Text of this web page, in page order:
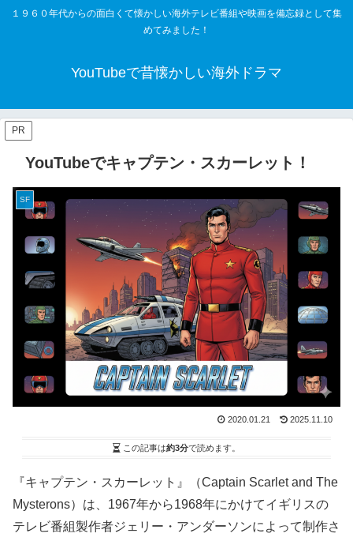
１９６０年代からの面白くて懐かしい海外テレビ番組や映画を備忘録として集
めてみました！
YouTubeで昔懐かしい海外ドラマ
PR
YouTubeでキャプテン・スカーレット！
SF
2020.01.21 2025.11.10
この記事は約3分で読めます。
『キャプテン・スカーレット』（Captain Scarlet and The
Mysterons）は、1967年から1968年にかけてイギリスの
テレビ番組製作者ジェリー・アンダーソンによって制作さ